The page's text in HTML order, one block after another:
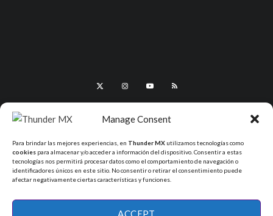
Manage Consent
Para brindar las mejores experiencias, en Thunder MX utilizamos tecnologías como
cookies para almacenar y/o acceder a información del dispositivo. Consentir a estas
tecnologías nos permitirá procesar datos como el comportamiento de navegación o
identificadores únicos en este sitio. No consentir o retirar el consentimiento puede
afectar negativamente ciertas características y funciones.
ACCEPT